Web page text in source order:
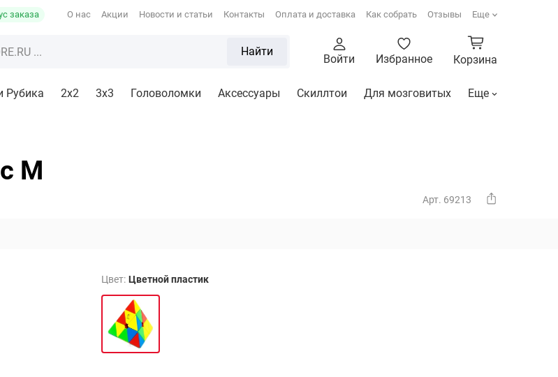
заказа О нас Акции Новости и статьи Контакты Оплата и доставка Как собрать Отзывы Еще
Найти
Войти Избранное Корзина
Рубика 2x2 3х3 Головоломки Аксессуары Скиллтои Для мозговитых Еще
M
Арт. 69213
Цвет: Цветной пластик